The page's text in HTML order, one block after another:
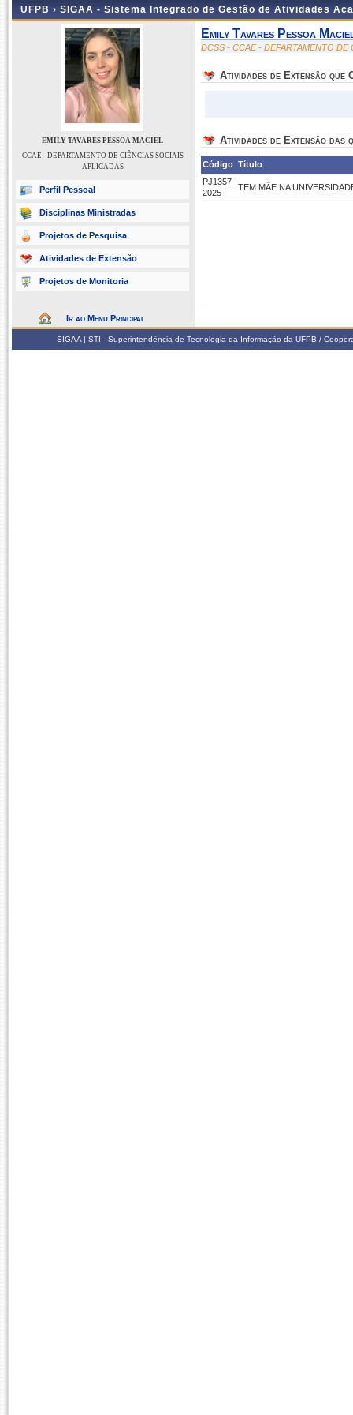
UFPB › SIGAA - Sistema Integrado de Gestão de Atividades
EMILY TAVARES PESSOA MACIEL
CCAE - DEPARTAMENTO DE CIÊNCIAS SOCIAIS
APLICADAS
Perfil Pessoal
Disciplinas Ministradas
Projetos de Pesquisa
Atividades de Extensão
Projetos de Monitoria
Ir ao Menu Principal
Emily Tavares Pessoa
DCSS - CCAE - DEPARTAMENTO DE
Atividades de Extensão que
Atividades de Extensão das
Código Título
PJ1357-
2025
TEM MÃE NA
SIGAA | STI - Superintendência de Tecnologia da Informação da UFPB /